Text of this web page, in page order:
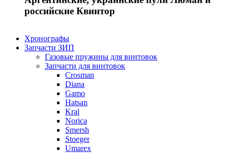
российские Квинтор
Хронографы
Запчасти ЗИП
Газовые пружины для винтовок
Запчасти для винтовок
Crosman
Diana
Gamo
Hatsan
Kral
Norica
Smersh
Stoeger
Umarex